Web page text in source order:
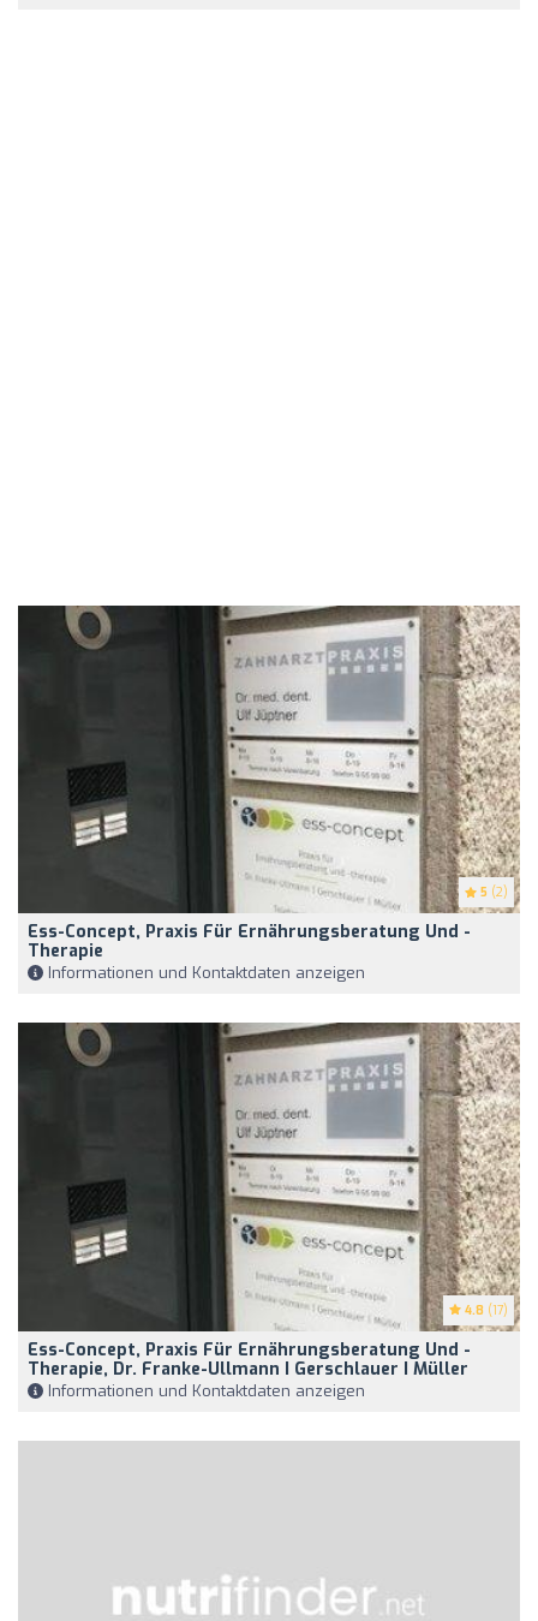
5 (2)
Ess-Concept, Praxis Für Ernährungsberatung Und -
Therapie
Informationen und Kontaktdaten anzeigen
4.8 (17)
Ess-Concept, Praxis Für Ernährungsberatung Und -
Therapie, Dr. Franke-Ullmann I Gerschlauer I Müller
Informationen und Kontaktdaten anzeigen